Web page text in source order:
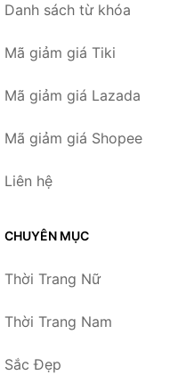
Danh sách từ khóa
Mã giảm giá Tiki
Mã giảm giá Lazada
Mã giảm giá Shopee
Liên hệ
CHUYÊN MỤC
Thời Trang Nữ
Thời Trang Nam
Sắc Đẹp